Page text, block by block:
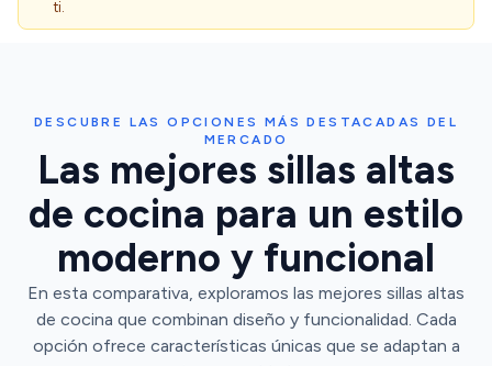
ti.
DESCUBRE LAS OPCIONES MÁS DESTACADAS DEL
MERCADO
Las mejores sillas altas
de cocina para un estilo
moderno y funcional
En esta comparativa, exploramos las mejores sillas altas
de cocina que combinan diseño y funcionalidad. Cada
opción ofrece características únicas que se adaptan a